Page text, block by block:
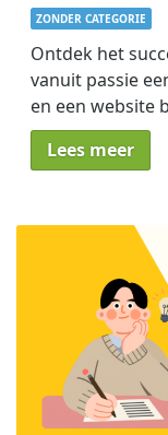
ZONDER CATEGORIE
Ontdek het
vanuit passie
en een website
Lees meer